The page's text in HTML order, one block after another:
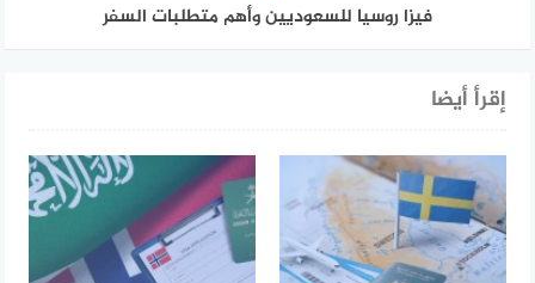
فيزا روسيا للسعوديين وأهم متطلبات السفر
إقرأ أيضا